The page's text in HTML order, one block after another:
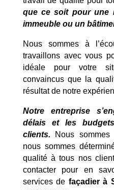
que ce soit pour une
immeuble ou un
Nous sommes à
travaillons avec vous
idéale pour votre
convaincus que la
résultat de notre
Notre entreprise
délais et les
clients. Nous
nous sommes
qualité à tous nos
contacter pour en
services de façadier à